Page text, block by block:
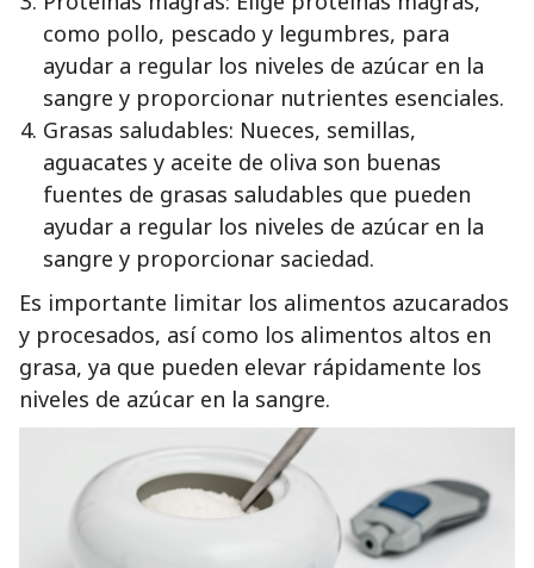
como pollo, pescado y legumbres, para
ayudar a regular los niveles de azúcar en la
sangre y proporcionar nutrientes esenciales.
Grasas saludables: Nueces, semillas,
aguacates y aceite de oliva son buenas
fuentes de grasas saludables que pueden
ayudar a regular los niveles de azúcar en la
sangre y proporcionar saciedad.
Es importante limitar los alimentos azucarados
y procesados, así como los alimentos altos en
grasa, ya que pueden elevar rápidamente los
niveles de azúcar en la sangre.